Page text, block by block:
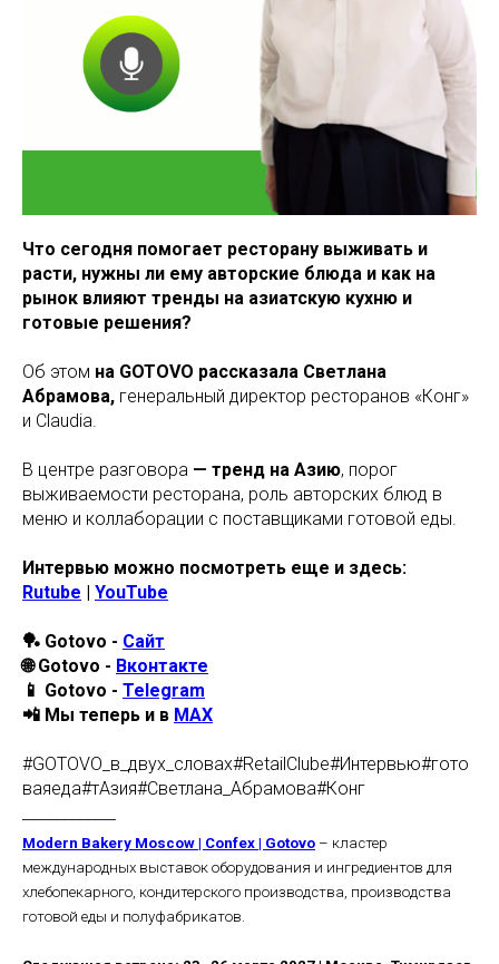
Что сегодня помогает ресторану выживать и
расти, нужны ли ему авторские блюда и как на
рынок влияют тренды на азиатскую кухню и
готовые решения?
Об этом на GOTOVO рассказала Светлана
Абрамова, генеральный директор ресторанов «Конг»
и Claudia.
В центре разговора — тренд на Азию, порог
выживаемости ресторана, роль авторских блюд в
меню и коллаборации с поставщиками готовой еды.
Интервью можно посмотреть еще и здесь:
Rutube | YouTube
🏓 Gotovo - Сайт
🌐 Gotovo - Вконтакте
📱 Gotovo - Telegram
📲 Мы теперь и в MAX
#GOTOVO_в_двух_словах#RetailClube#Интервью#гото
ваяеда#тАзия#Светлана_Абрамова#Конг
Modern Bakery Moscow | Confex | Gotovo – кластер
международных выставок оборудования и ингредиентов для
хлебопекарного, кондитерского производства, производства
готовой еды и полуфабрикатов.